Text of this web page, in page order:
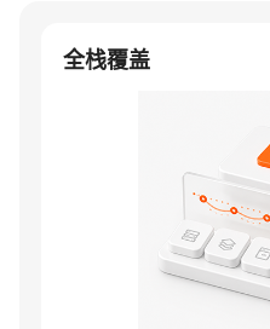
全栈覆盖